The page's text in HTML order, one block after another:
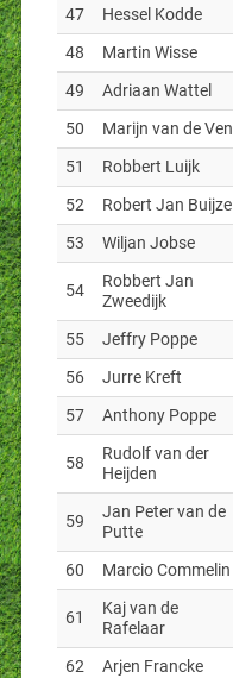
47 Hessel Kodde
48
Martin Wisse
49
Adriaan Wattel
50
Marijn van de Ven
51
Robbert Luijk
52
Robert Jan Buijze
53
Wiljan Jobse
54
Robbert Jan
Zweedijk
55 Jeffry Poppe
56
Jurre Kreft
57
Anthony Poppe
58
Rudolf van der
Heijden
59
Jan Peter van de
Putte
60 Marcio Commelin
61
Kaj van de
Rafelaar
62 Arjen Francke